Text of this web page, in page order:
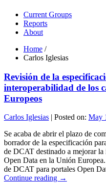
Current Groups
Reports
About
Home /
Carlos Iglesias
Revisión de la
interoperabilidad de los
Europeos
Carlos Iglesias | Posted on: May
Se acaba de abrir el plazo de
borrador de la especificación
de DCAT destinado a mejorar
Open Data en la Unión
de DCAT para portales Open
Continue reading →